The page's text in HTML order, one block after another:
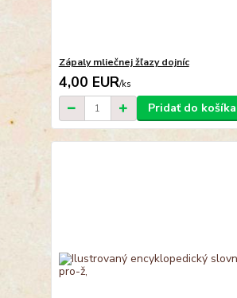
Zápaly mliečnej žľazy dojníc
4,00 EUR/ks
Pridať do košíka